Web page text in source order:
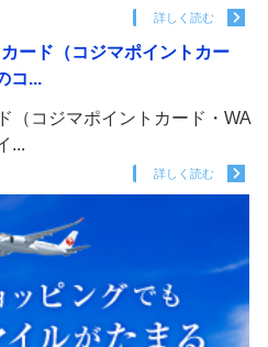
詳しく読む
ード（コジマポイントカー
コ...
（コジマポイントカード・WA
...
詳しく読む